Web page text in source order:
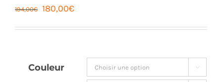
194,00€ Le
194,00€.
180,00€Le
est :
180,00€.
Couleur 